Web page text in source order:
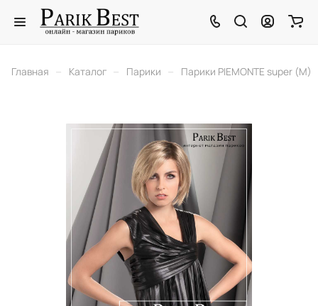
Главная – Каталог – Парики – Парики PIEMONTE super (M)